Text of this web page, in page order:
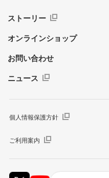
ストーリー
オンラインショップ
お問い合わせ
ニュース
個人情報保護方針
ご利用案内